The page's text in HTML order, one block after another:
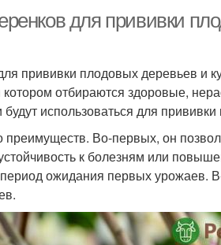
для прививки
прививки плодовых деревьев и
отбираются здоровые,
использоваться для
преимуществ. Во-первых, он
к болезням или
ожидания первых урожаев.